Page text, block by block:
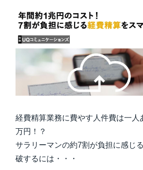
Brasil
Italia (Italiano)
Nederlands
Sweden
Denmark
Belgium
España
India (English)
Singapore
経費精算業務に費やす人件費は一人
万円！？
サラリーマンの約7割が負担に感じ
破するには・・・